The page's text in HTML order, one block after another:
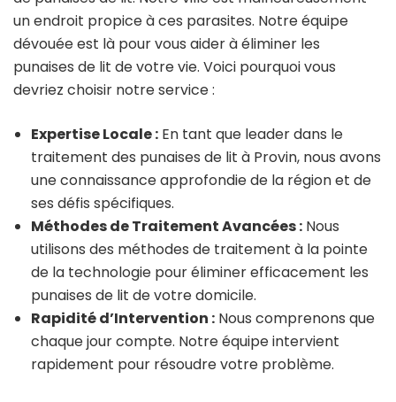
un endroit propice à ces parasites. Notre équipe
dévouée est là pour vous aider à éliminer les
punaises de lit de votre vie. Voici pourquoi vous
devriez choisir notre service :
Expertise Locale : En tant que leader dans le
traitement des punaises de lit à Provin, nous avons
une connaissance approfondie de la région et de
ses défis spécifiques.
Méthodes de Traitement Avancées : Nous
utilisons des méthodes de traitement à la pointe
de la technologie pour éliminer efficacement les
punaises de lit de votre domicile.
Rapidité d’Intervention : Nous comprenons que
chaque jour compte. Notre équipe intervient
rapidement pour résoudre votre problème.